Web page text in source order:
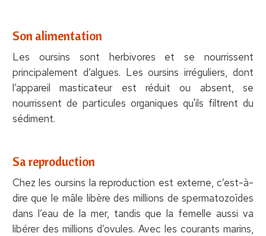
Son alimentation
Les oursins sont herbivores et se nourrissent
principalement d’algues. Les oursins irréguliers, dont
l’appareil masticateur est réduit ou absent, se
nourrissent de particules organiques qu'ils filtrent du
sédiment.
Sa reproduction
Chez les oursins la reproduction est externe, c’est-à-
dire que le mâle libère des millions de spermatozoïdes
dans l’eau de la mer, tandis que la femelle aussi va
libérer des millions d’ovules. Avec les courants marins,